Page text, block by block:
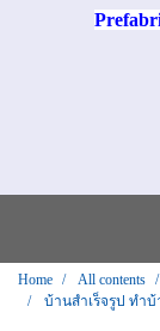
Home All contents
บ้านสำเร็จรูป ทำ